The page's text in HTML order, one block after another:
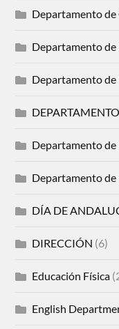
Departamento de
Departamento
Departamento de
Departamento de
Departamento
DÍA DE
DIRECCIÓN (6)
Educación Física
English